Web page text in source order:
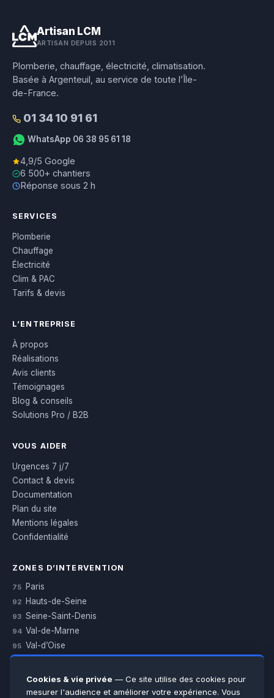
Artisan LCM
ARTISAN DEPUIS 2011
Plomberie, chauffage, électricité, climatisation.
Basée à Argenteuil, au service de toute l’Île-
de-France.
01 34 10 91 61
WhatsApp 06 38 95 61 18
4,9/5 Google
6 500+ chantiers
Réponse sous 2 h
SERVICES
Plomberie
Chauffage
Électricité
Clim & PAC
Tarifs & devis
L’ENTREPRISE
À propos
Réalisations
Avis clients
Témoignages
Blog & conseils
Solutions Pro / B2B
VOUS AIDER
Urgences 7 j/7
Contact & devis
Documentation
Plan du site
Mentions légales
Confidentialité
ZONES D’INTERVENTION
75 Paris
92 Hauts-de-Seine
93 Seine-Saint-Denis
94 Val-de-Marne
95 Val-d’Oise
Essonne
Seine-et-Marne
Cookies & vie privée — Ce site utilise des cookies pour
mesurer l'audience et améliorer votre expérience. Vous